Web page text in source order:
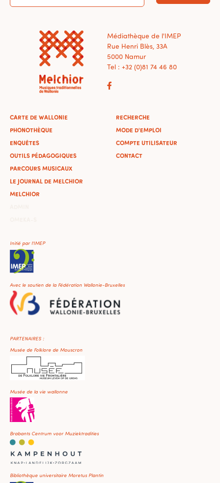
Médiathèque de l'IMEP
Rue Henri Blès, 33A
5000 Namur
Tel : +32 (0)81 74 46 80
CARTE DE WALLONIE
PHONOTHÈQUE
ENQUÊTES
OUTILS PÉDAGOGIQUES
PARCOURS MUSICAUX
LE JOURNAL DE MELCHIOR
MELCHIOR
RECHERCHE
MODE D'EMPLOI
COMPTE UTILISATEUR
CONTACT
Initié par l'IMEP
Avec le soutien de la Fédération Wallonie-Bruxelles
PARTENAIRES :
Musée de Folklore de Mouscron
Musée de la vie wallonne
Brabants Centrum voor Muziektradities
Bibliothèque universitaire Moretus Plantin